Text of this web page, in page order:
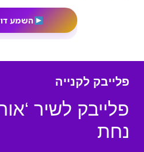
השמע
פלייבק לקנייה
פלייבק לשיר
נחת